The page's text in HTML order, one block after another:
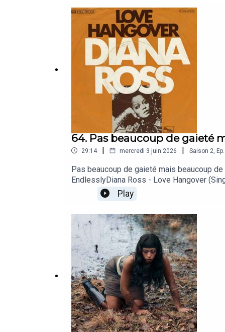
64. Pas beaucoup de gaieté
29:14 | mercredi 3 juin 2026 | Saison 2 Ep.
Pas beaucoup de gaieté mais beaucoup
EndlesslyDiana Ross - Love Hangover
Play